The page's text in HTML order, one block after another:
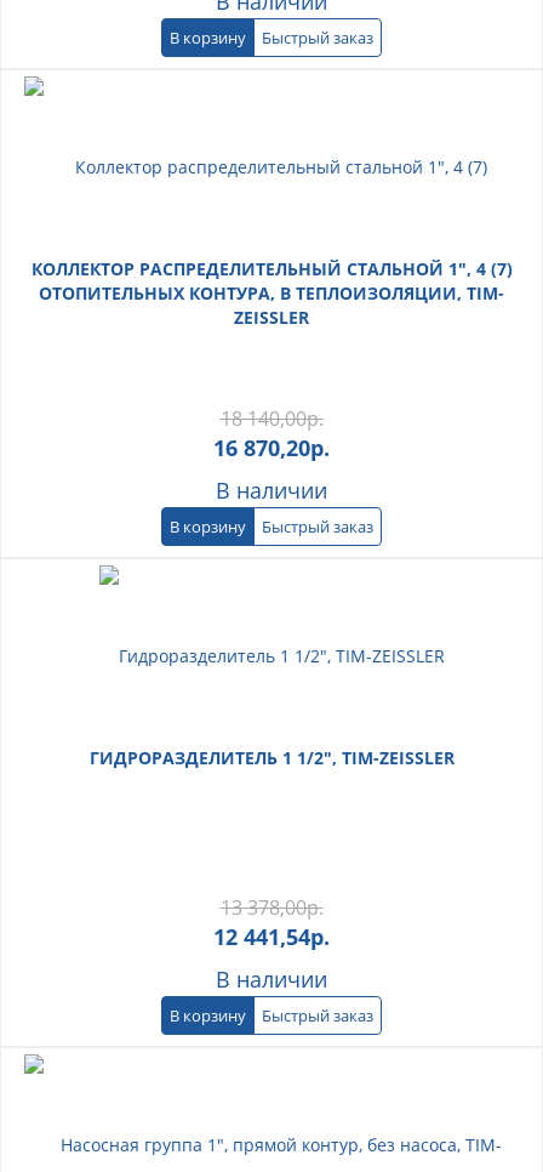
В корзину Быстрый заказ
КОЛЛЕКТОР РАСПРЕДЕЛИТЕЛЬНЫЙ СТАЛЬНОЙ 1", 4 (7)
ОТОПИТЕЛЬНЫХ КОНТУРА, В ТЕПЛОИЗОЛЯЦИИ, TIM-
ZEISSLER
18 140,00р.
16 870,20р.
В наличии
В корзину Быстрый заказ
ГИДРОРАЗДЕЛИТЕЛЬ 1 1/2", TIM-ZEISSLER
13 378,00р.
12 441,54р.
В наличии
В корзину Быстрый заказ